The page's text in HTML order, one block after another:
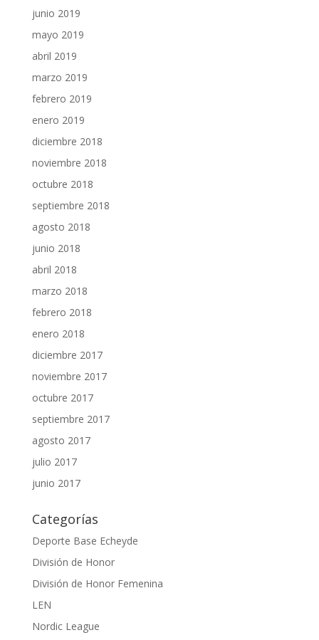
junio 2019
mayo 2019
abril 2019
marzo 2019
febrero 2019
enero 2019
diciembre 2018
noviembre 2018
octubre 2018
septiembre 2018
agosto 2018
junio 2018
abril 2018
marzo 2018
febrero 2018
enero 2018
diciembre 2017
noviembre 2017
octubre 2017
septiembre 2017
agosto 2017
julio 2017
junio 2017
Categorías
Deporte Base Echeyde
División de Honor
División de Honor Femenina
LEN
Nordic League